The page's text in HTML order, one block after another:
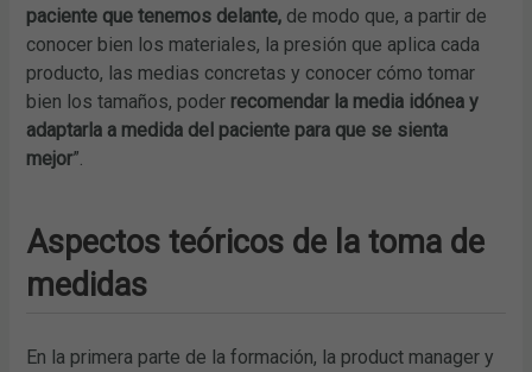
paciente que tenemos delante, de modo que, a partir de
conocer bien los materiales, la presión que aplica cada
producto, las medias concretas y conocer cómo tomar
bien los tamaños, poder recomendar la media idónea y
adaptarla a medida del paciente para que se sienta
mejor”.
Aspectos teóricos de la toma de
medidas
En la primera parte de la formación, la product manager y